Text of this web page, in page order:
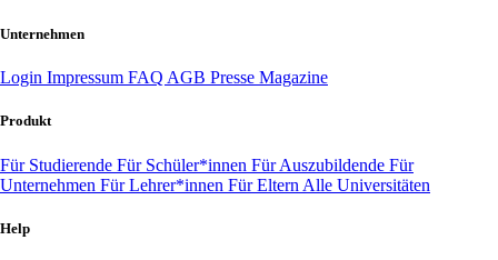
Unternehmen
Login Impressum FAQ AGB Presse Magazine
Produkt
Für Studierende Für Schüler*innen Für Auszubildende Für
Unternehmen Für Lehrer*innen Für Eltern Alle Universitäten
Help